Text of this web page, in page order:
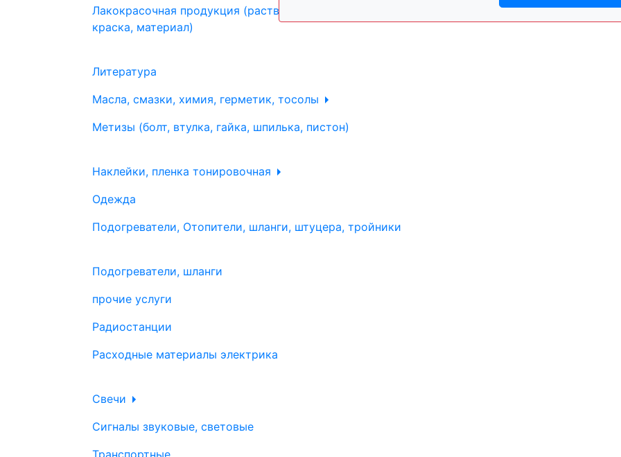
Лакокрасочная продукция (растворитель, антигравий,
краска, материал)
Литература
Масла, смазки, химия, герметик, тосолы
Метизы (болт, втулка, гайка, шпилька, пистон)
Наклейки, пленка тонировочная
Одежда
Подогреватели, Отопители, шланги, штуцера, тройники
Подогреватели, шланги
прочие услуги
Радиостанции
Расходные материалы электрика
Свечи
Сигналы звуковые, световые
Транспортные